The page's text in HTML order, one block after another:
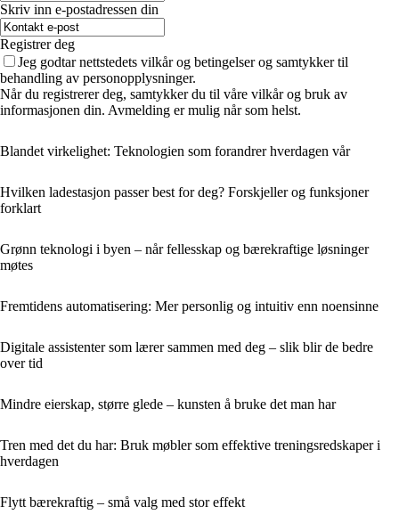
Skriv inn e-postadressen din
Registrer deg
Jeg godtar nettstedets vilkår og betingelser og samtykker til
behandling av personopplysninger.
Når du registrerer deg, samtykker du til våre vilkår og bruk av
informasjonen din. Avmelding er mulig når som helst.
Blandet virkelighet: Teknologien som forandrer hverdagen vår
Hvilken ladestasjon passer best for deg? Forskjeller og funksjoner
forklart
Grønn teknologi i byen – når fellesskap og bærekraftige løsninger
møtes
Fremtidens automatisering: Mer personlig og intuitiv enn noensinne
Digitale assistenter som lærer sammen med deg – slik blir de bedre
over tid
Mindre eierskap, større glede – kunsten å bruke det man har
Tren med det du har: Bruk møbler som effektive treningsredskaper i
hverdagen
Flytt bærekraftig – små valg med stor effekt